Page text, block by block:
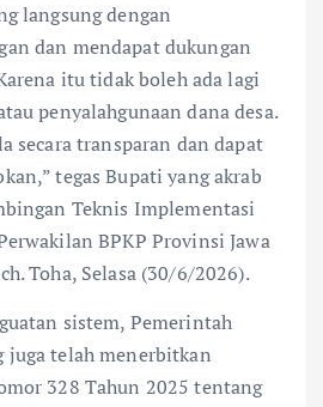
langsung dengan
dan mendapat dukungan
itu tidak boleh ada lagi
penyalahgunaan dana desa.
secara transparan dan dapat
tegas Bupati yang akrab
Teknis Implementasi
BPKP Provinsi Jawa
Toha, Selasa (30/6/2026).
sistem, Pemerintah
juga telah menerbitkan
328 Tahun 2025 tentang